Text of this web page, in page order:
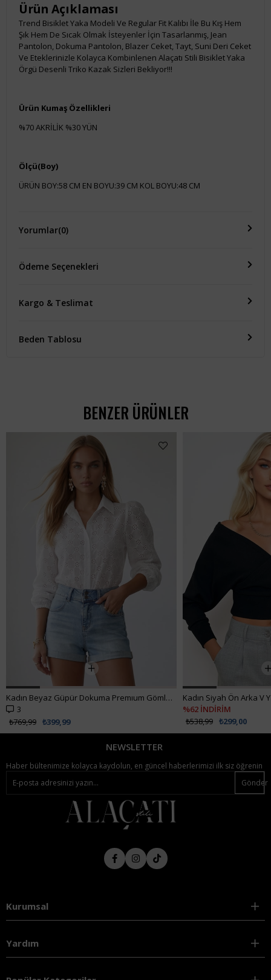
Ürün Açıklaması
Trend Bisiklet Yaka Modeli Ve Regular Fit Kalıbı İle Bu Kış Hem
Şık Hem De Sıcak Olmak İsteyenler İçin Tasarlanmış, Jean
Pantolon, Dokuma Pantolon, Blazer Ceket, Tayt, Suni Deri Ceket
Ve Eteklerinizle Kolayca Kombinlenen Alaçatı Stili Bisiklet Yaka
Örgü Desenli Triko Kazak Sizleri Bekliyor!!!
Ürün Kumaş Özellikleri
%70 AKRİLİK %30 YÜN
Ölçü(Boy)
ÜRÜN BOY:58 CM EN BOYU:39 CM KOL BOYU:48 CM
Yorumlar(0)
Ödeme Seçenekleri
Kargo & Teslimat
Beden Tablosu
BENZER ÜRÜNLER
Kadın Beyaz Güpür Dokuma Premıum Gömlek ALC-X4366
3
₺399,99
₺769,99
%62 İNDİRİM
₺299,00
₺538,99
NEWSLETTER
Haber bültenimize kolayca kaydolun, en güncel haberlerimizi ilk siz öğrenin
Gönder
Kurumsal
Yardım